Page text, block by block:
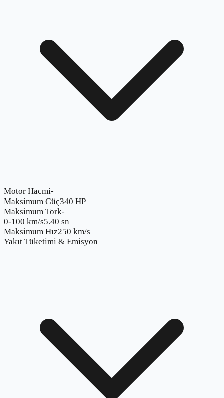
Motor Hacmi-
Maksimum Güç340 HP
Maksimum Tork-
0-100 km/s5.40 sn
Maksimum Hız250 km/s
Yakıt Tüketimi & Emisyon